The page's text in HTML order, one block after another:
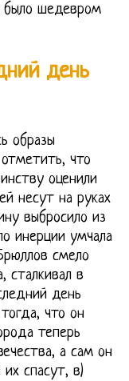
было шедевром
день
образы
что
оценили
несут на руках
выбросило из
инерции умчала
смело
сталкивал в
день
что он
теперь
а сам он
спасут, в)